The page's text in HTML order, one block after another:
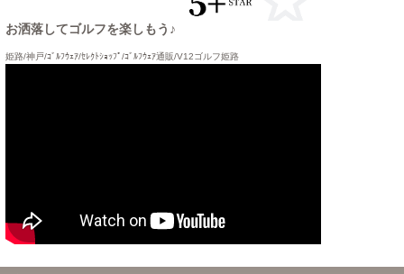
お洒落してゴルフを楽しもう♪
姫路/神戸/ｺﾞﾙﾌｳｪｱ/ｾﾚｸﾄｼｮｯﾌﾟ/ｺﾞﾙﾌｳｪｱ通販/V12ゴルフ姫路